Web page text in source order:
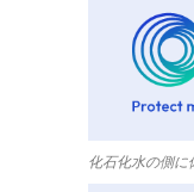
化石化水の側に